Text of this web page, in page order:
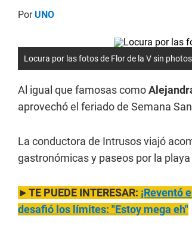
PorUNO
Locura por las fotos de Flor de la V sin
Al igual que famosas como
aprovechó el feriado de Semana
La conductora de Intrusos viajó
gastronómicas y paseos por la
►TE PUEDE INTERESAR: ¡Reventó
desafió los límites: "Estoy mega eh"